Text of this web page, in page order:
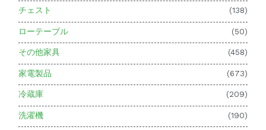
チェスト (138)
ローテーブル (50)
その他家具 (458)
家電製品 (673)
冷蔵庫 (209)
洗濯機 (190)